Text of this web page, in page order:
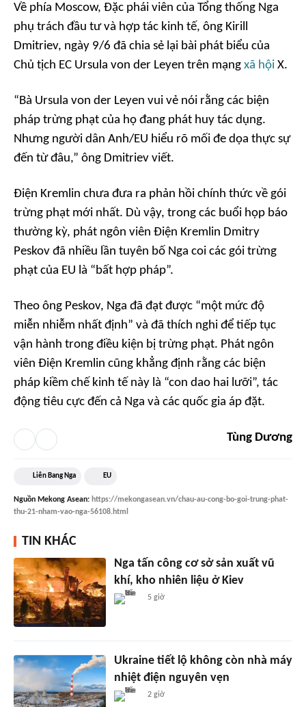
Về phía Moscow, Đặc phái viên của Tổng thống Nga
phụ trách đầu tư và hợp tác kinh tế, ông Kirill
Dmitriev, ngày 9/6 đã chia sẻ lại bài phát biểu của
Chủ tịch EC Ursula von der Leyen trên mạng xã hội X.
“Bà Ursula von der Leyen vui vẻ nói rằng các biện
pháp trừng phạt của họ đang phát huy tác dụng.
Nhưng người dân Anh/EU hiểu rõ mối đe dọa thực sự
đến từ đâu,” ông Dmitriev viết.
Điện Kremlin chưa đưa ra phản hồi chính thức về gói
trừng phạt mới nhất. Dù vậy, trong các buổi họp báo
thường kỳ, phát ngôn viên Điện Kremlin Dmitry
Peskov đã nhiều lần tuyên bố Nga coi các gói trừng
phạt của EU là “bất hợp pháp”.
Theo ông Peskov, Nga đã đạt được “một mức độ
miễn nhiễm nhất định” và đã thích nghi để tiếp tục
vận hành trong điều kiện bị trừng phạt. Phát ngôn
viên Điện Kremlin cũng khẳng định rằng các biện
pháp kiềm chế kinh tế này là “con dao hai lưỡi”, tác
động tiêu cực đến cả Nga và các quốc gia áp đặt.
Tùng Dương
Liên Bang Nga EU
Nguồn Mekong Asean: https://mekongasean.vn/chau-au-cong-bo-goi-trung-phat-
thu-21-nham-vao-nga-56108.html
TIN KHÁC
Nga tấn công cơ sở sản xuất vũ
khí, kho nhiên liệu ở Kiev
5 giờ
Ukraine tiết lộ không còn nhà máy
nhiệt điện nguyên vẹn
2 giờ